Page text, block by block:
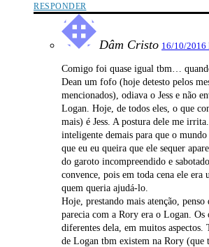
RESPONDER
Dâm Cristo 16/10/2016
Comigo foi quase igual tbm…
Dean um fofo (hoje detesto pelos
mencionados), odiava o Jess e não
Logan. Hoje, de todos eles, o que
mais) é Jess. A postura dele me
inteligente demais para que o
que eu eu queira que ele sequer
do garoto incompreendido e
convence, pois em toda cena ele era
quem queria ajudá-lo.
Hoje, prestando mais atenção, penso
parecia com a Rory era o Logan.
diferentes dela, em muitos aspectos.
de Logan tbm existem na Rory (que